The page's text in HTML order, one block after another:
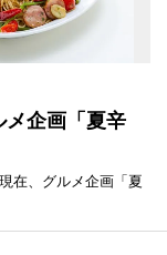
メ企画「夏辛
在、グルメ企画「夏